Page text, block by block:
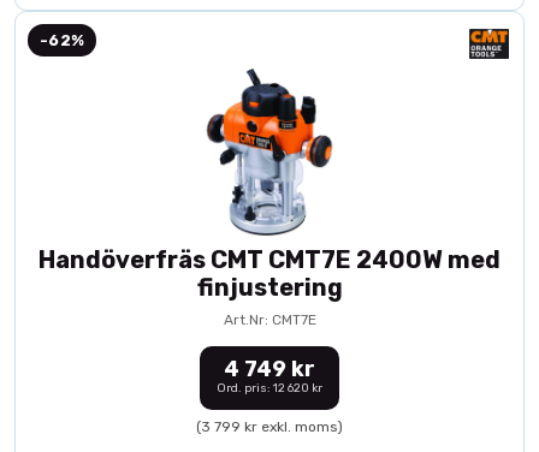
-62%
Handöverfräs CMT CMT7E 2400W med
finjustering
Art.Nr: CMT7E
4 749 kr
Ord. pris: 12 620 kr
(3 799 kr exkl. moms)